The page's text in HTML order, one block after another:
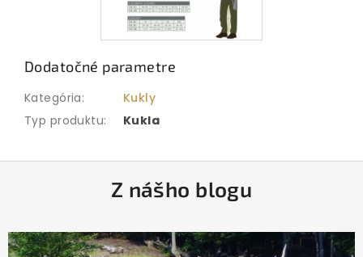
Dodatočné parametre
Kategória:
Kukly
Typ produktu: Kukla
ä
Z nášho blogu